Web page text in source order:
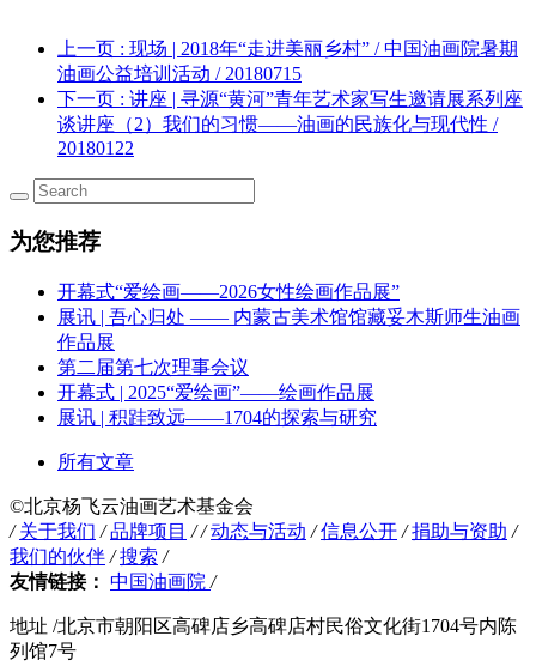
上一页 : 现场 | 2018年“走进美丽乡村” / 中国油画院暑期
油画公益培训活动 / 20180715
下一页 : 讲座 | 寻源“黄河”青年艺术家写生邀请展系列座
谈讲座（2）我们的习惯——油画的民族化与现代性 /
20180122
为您推荐
开幕式“爱绘画——2026女性绘画作品展”
展讯 | 吾心归处 —— 内蒙古美术馆馆藏妥木斯师生油画
作品展
第二届第七次理事会议
开幕式 | 2025“爱绘画”——绘画作品展
展讯 | 积跬致远——1704的探索与研究
所有文章
©️北京杨飞云油画艺术基金会
/ 关于我们 / 品牌项目 / / 动态与活动 / 信息公开 / 捐助与资助 /
我们的伙伴 / 搜索 /
友情链接： 中国油画院 /
地址 /北京市朝阳区高碑店乡高碑店村民俗文化街1704号内陈
列馆7号